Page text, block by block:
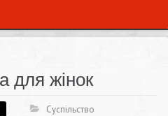
для жінок
Суспільство